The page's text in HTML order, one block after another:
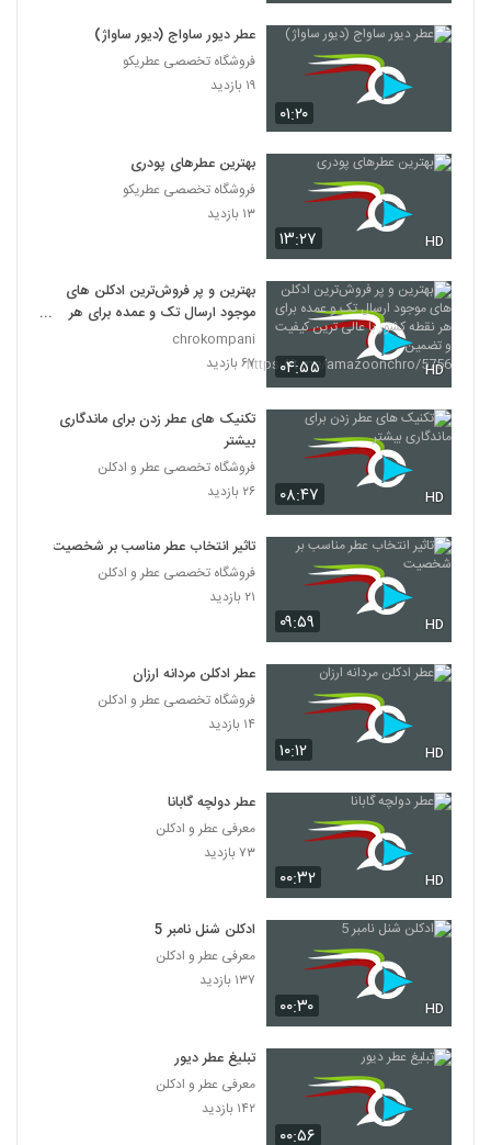
۰۱:۲۰
عطر دیور ساواج (دیور ساواژ)
فروشگاه تخصصی عطریکو
۱۹ بازدید
۱۳:۲۷ HD
بهترین عطرهای پودری
فروشگاه تخصصی عطریکو
۱۳ بازدید
۰۴:۵۵ HD
بهترین و پر فروش‌ترین ادکلن های
موجود ارسال تک و عمده برای هر
نقطه کشور با عالی ترین کیفیت و
تضمین
chrokompani
۶۷ بازدید
۰۸:۴۷ HD
تکنیک های عطر زدن برای ماندگاری
بیشتر
فروشگاه تخصصی عطر و ادکلن
۲۶ بازدید
۰۹:۵۹ HD
تاثیر انتخاب عطر مناسب بر شخصیت
فروشگاه تخصصی عطر و ادکلن
۲۱ بازدید
۱۰:۱۲ HD
عطر ادکلن مردانه ارزان
فروشگاه تخصصی عطر و ادکلن
۱۴ بازدید
۰۰:۳۲ HD
عطر دولچه گابانا
معرفی عطر و ادکلن
۷۳ بازدید
۰۰:۳۰ HD
ادکلن شنل نامبر 5
معرفی عطر و ادکلن
۱۳۷ بازدید
۰۰:۵۶
تبلیغ عطر دیور
معرفی عطر و ادکلن
۱۴۲ بازدید